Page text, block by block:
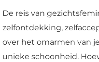
De reis van
zelfontdekking,
over het omarmen van
unieke schoonheid.